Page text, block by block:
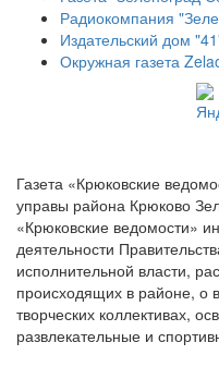
Радиокомпания
Издательский дом
Окружная газета
Газета «Крюковские
управы района Крюково
«Крюковские ведомости»
деятельности
исполнительной власти,
происходящих в районе, о
творческих коллективах,
развлекательные и